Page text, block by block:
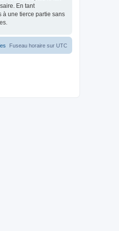
En tant
à une tierce partie sans
Fuseau horaire sur UTC